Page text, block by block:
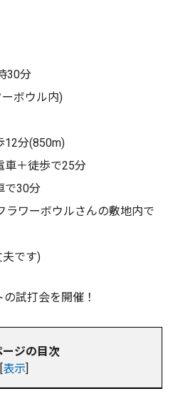
30分
ボウル内)
12分(850m)
徒歩で25分
30分
ボウルさんの敷地内で
す)
の試打会を開催！
ージの目次
[表示]